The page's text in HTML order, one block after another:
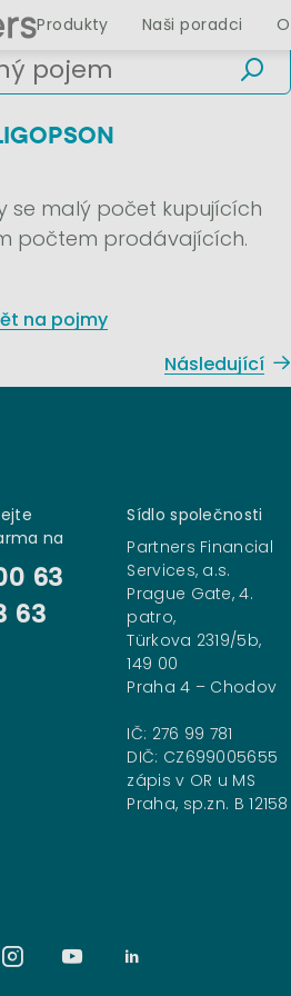
Produkty Naši poradci
se malý počet kupujících
počtem prodávajících.
na pojmy
Následující
na
63
63
Sídlo společnosti
Partners Financial
Services, a.s.
Prague Gate, 4.
patro,
Türkova 2319/5b,
149 00
Praha 4 – Chodov
IČ: 276 99 781
DIČ: CZ699005655
zápis v OR u MS
Praha, sp.zn. B 12158